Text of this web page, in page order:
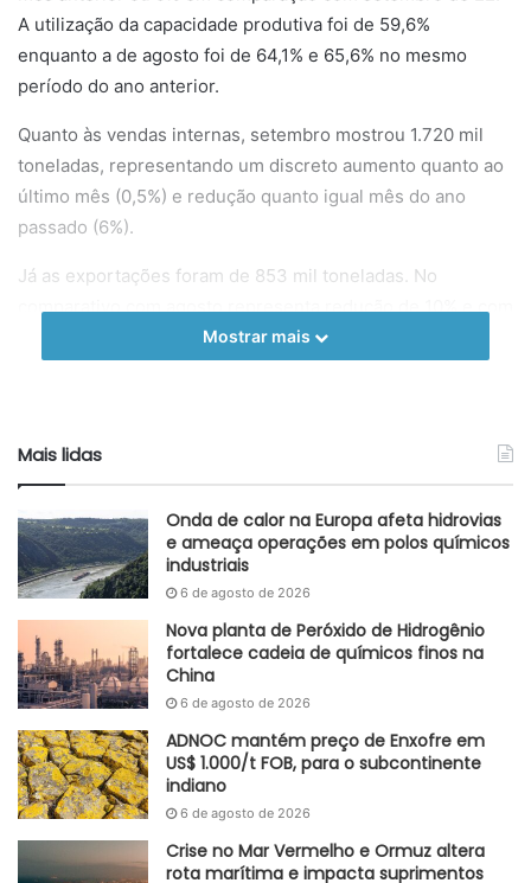
A utilização da capacidade produtiva foi de 59,6%
enquanto a de agosto foi de 64,1% e 65,6% no mesmo
período do ano anterior.
Quanto às vendas internas, setembro mostrou 1.720 mil
toneladas, representando um discreto aumento quanto ao
último mês (0,5%) e redução quanto igual mês do ano
passado (6%).
Já as exportações foram de 853 mil toneladas. No
comparativo com agosto representa redução de 10% e com
setembro de 2022, um aumento de 1,5%.
do ano anterior. O aço é uma liga metálica de extrema
relevância na construção civil, exercendo papel estrutural,
de mineração, de geração de energia e transportes.
Autoral GlobalKem | 26 de outubro de 2023
Etiquetas Brasil capacidade produtiva
Consumo aparente
desaceleração
exportações
Mostrar mais
Mais lidas
Onda de calor na Europa afeta hidrovias
e ameaça operações em polos químicos
industriais
6 de agosto de 2026
Nova planta de Peróxido de Hidrogênio
fortalece cadeia de químicos finos na
China
6 de agosto de 2026
ADNOC mantém preço de Enxofre em
US$ 1.000/t FOB, para o subcontinente
indiano
6 de agosto de 2026
Crise no Mar Vermelho e Ormuz altera
rota marítima e impacta suprimentos